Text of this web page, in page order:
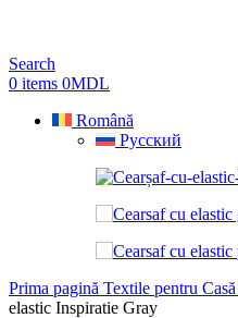
Search
0 items 0MDL
Română
Русский
Prima pagină Textile pentru Casă
elastic Inspiratie Gray